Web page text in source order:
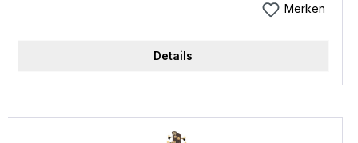
Hals: SR6 Hals-Korpus-Übergang: Bolt-On
Finish: Öl Halsdicke 1. Bund (mm): 19,5 Halsdicke
Sattel (mm): 54 Halsbreite Ende (mm): 83 Anzahl
Merken
Details